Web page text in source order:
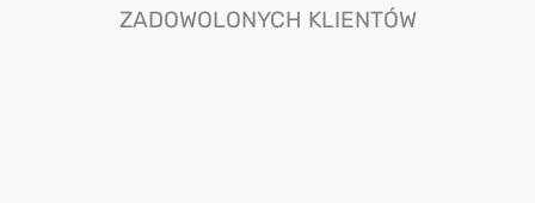
ZADOWOLONYCH KLIENTÓW